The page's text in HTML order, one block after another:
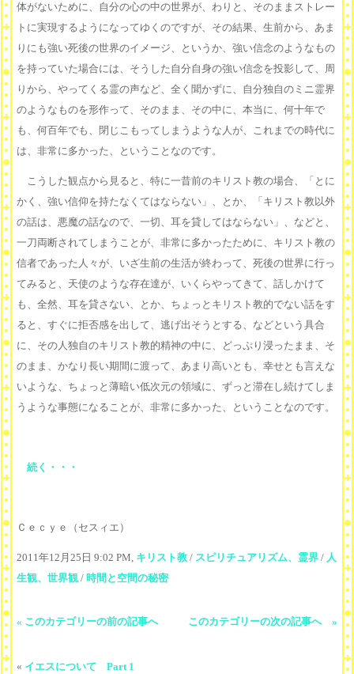
体がないために、自分の心の中の世界が、わりと、そのままストレー
トに実現するようになってゆくのですが、その結果、生前から、あま
りにも強い死後の世界のイメージ、というか、強い信念のようなもの
を持っていた場合には、そうした自分自身の強い信念を投影して、周
りから、やってくる霊の声など、全く聞かずに、自分独自のミニ霊界
のようなものを形作って、そのまま、その中に、本当に、何十年で
も、何百年でも、閉じこもってしまうような人が、これまでの時代に
は、非常に多かった、ということなのです。
こうした観点から見ると、特に一昔前のキリスト教の場合、「とに
かく、強い信仰を持たなくてはならない」、とか、「キリスト教以外
の話は、悪魔の話なので、一切、耳を貸してはならない」、などと、
一刀両断されてしまうことが、非常に多かったために、キリスト教の
信者であった人々が、いざ生前の生活が終わって、死後の世界に行っ
てみると、天使のような存在達が、いくらやってきて、話しかけて
も、全然、耳を貸さない、とか、ちょっとキリスト教的でない話をす
ると、すぐに拒否感を出して、逃げ出そうとする、などという具合
に、その人独自のキリスト教的精神の中に、どっぷり浸ったまま、そ
のまま、かなり長い期間に渡って、あまり高いとも、幸せとも言えな
いような、ちょっと薄暗い低次元の領域に、ずっと滞在し続けてしま
うような事態になることが、非常に多かった、ということなのです。
続く・・・
Ｃｅｃｙｅ（セスィエ）
2011年12月25日 9:02 PM, キリスト教 / スピリチュアリズム、霊界 / 人
生観、世界観 / 時間と空間の秘密
« このカテゴリーの前の記事へ このカテゴリーの次の記事へ »
« イエスについて Part 1